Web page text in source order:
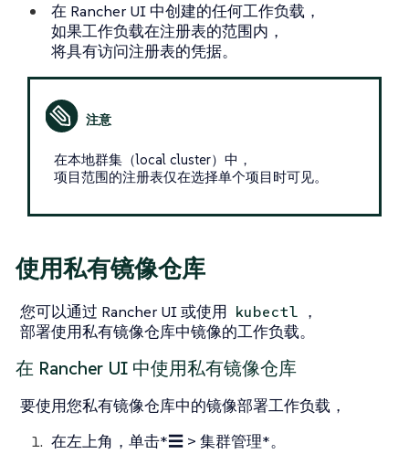
在 Rancher UI 中创建的任何工作负载，
如果工作负载在注册表的范围内，
将具有访问注册表的凭据。
在本地群集（local cluster）中，
项目范围的注册表仅在选择单个项目时可见。
使用私有镜像仓库
您可以通过 Rancher UI 或使用 kubectl ，
部署使用私有镜像仓库中镜像的工作负载。
在 Rancher UI 中使用私有镜像仓库
要使用您私有镜像仓库中的镜像部署工作负载，
在左上角，单击*☰ > 集群管理*。